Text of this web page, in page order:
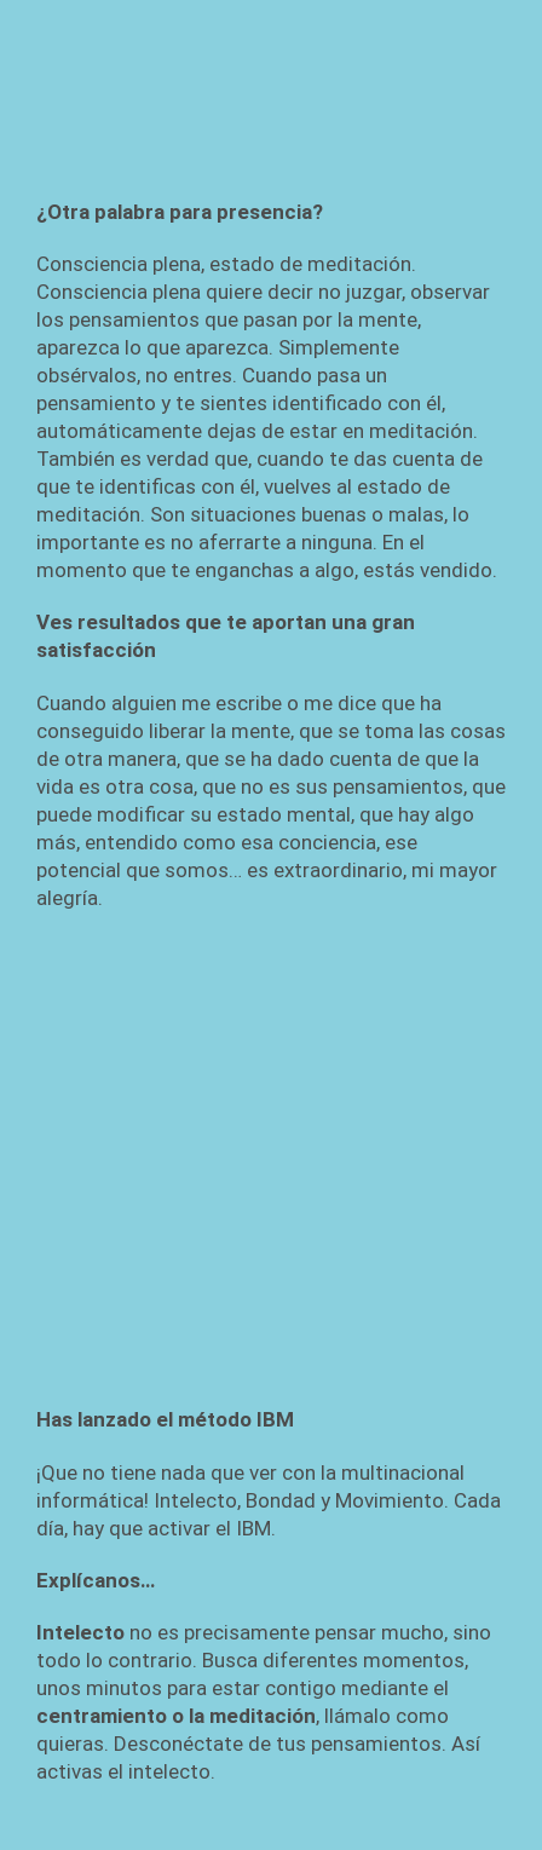
¿Otra palabra para presencia?
Consciencia plena, estado de meditación.
Consciencia plena quiere decir no juzgar, observar
los pensamientos que pasan por la mente,
aparezca lo que aparezca. Simplemente
obsérvalos, no entres. Cuando pasa un
pensamiento y te sientes identificado con él,
automáticamente dejas de estar en meditación.
También es verdad que, cuando te das cuenta de
que te identificas con él, vuelves al estado de
meditación. Son situaciones buenas o malas, lo
importante es no aferrarte a ninguna. En el
momento que te enganchas a algo, estás vendido.
Ves resultados que te aportan una gran
satisfacción
Cuando alguien me escribe o me dice que ha
conseguido liberar la mente, que se toma las cosas
de otra manera, que se ha dado cuenta de que la
vida es otra cosa, que no es sus pensamientos, que
puede modificar su estado mental, que hay algo
más, entendido como esa conciencia, ese
potencial que somos… es extraordinario, mi mayor
alegría.
Has lanzado el método IBM
¡Que no tiene nada que ver con la multinacional
informática! Intelecto, Bondad y Movimiento. Cada
día, hay que activar el IBM.
Explícanos…
Intelecto no es precisamente pensar mucho, sino
todo lo contrario. Busca diferentes momentos,
unos minutos para estar contigo mediante el
centramiento o la meditación, llámalo como
quieras. Desconéctate de tus pensamientos. Así
activas el intelecto.